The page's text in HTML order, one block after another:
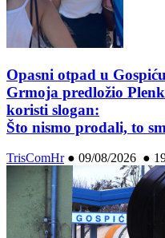
Opasni otpad u
Grmoja predložio
koristi slogan:
Što nismo prodali, to
TrisComHr● 09/08/2026 ●